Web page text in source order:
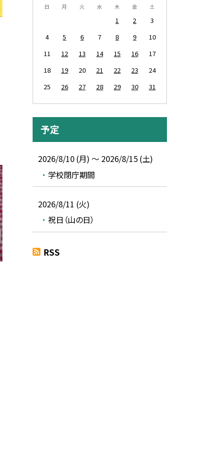
日 月 火 水 木 金 土
1 2
3
4
5 6 7 8 9
10
11
12 13 14 15 16
17
18
19 20 21 22 23
24
25
26 27 28 29 30 31
予定
2026/8/10 (月) ～ 2026/8/15 (土)
学校閉庁期間
2026/8/11 (火)
祝日（山の日）
RSS